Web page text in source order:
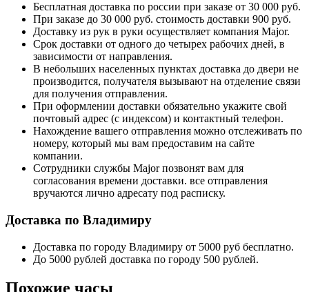
Бесплатная доставка по россии при заказе от 30 000 руб.
При заказе до 30 000 руб. стоимость доставки 900 руб.
Доставку из рук в руки осуществляет компания Major.
Срок доставки от одного до четырех рабочих дней, в
зависимости от направления.
В небольших населенных пунктах доставка до двери не
производится, получателя вызывают на отделение связи
для получения отправления.
При оформлении доставки обязательно укажите свой
почтовый адрес (с индексом) и контактный телефон.
Нахождение вашего отправления можно отслеживать по
номеру, который мы вам предоставим на сайте
компании.
Сотрудники службы Major позвонят вам для
согласования времени доставки. все отправления
вручаются лично адресату под расписку.
Доставка по Владимиру
Доставка по городу Владимиру от 5000 руб бесплатно.
До 5000 рублей доставка по городу 500 рублей.
Похожие часы